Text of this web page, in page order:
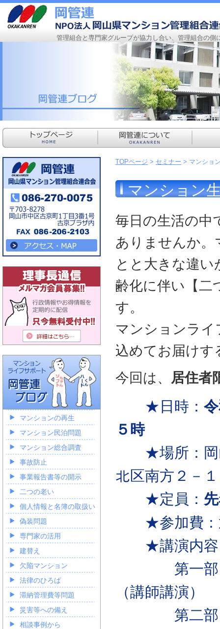
管理組合と専門家グループが協力し合い、管理組合の側
TOPページ > セミナー > マンショ
マンション
毎日の生活の中
ありませんか。
とと大きな違
齢化に伴い【二
す。
マンションライ
込めてお届けす
今回は、 居住者
★日時：
５時
★場所：岡山
北区南方２－
★定員：
★参加費：
★講演内容
第一部 物
（講師講演）
第二部 悩
マンションの再生
マンション民泊問題
マンション総合調査
事故防止
事業報告書等の開示
二つの老い
個人情報と名簿の取扱い
偽装問題
専門家の活用
建替え
欠陥マンション
法律のひろば
滞納管理費等問題
災害等への備え
相談事例から